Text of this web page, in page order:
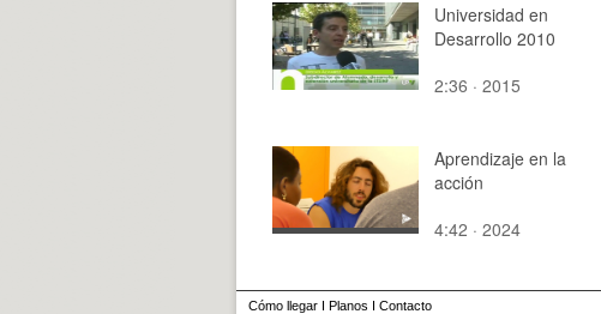
Universidad en
Desarrollo 2010
2:36 · 2015
Aprendizaje en la
acción
4:42 · 2024
Cómo llegar I Planos I Contacto